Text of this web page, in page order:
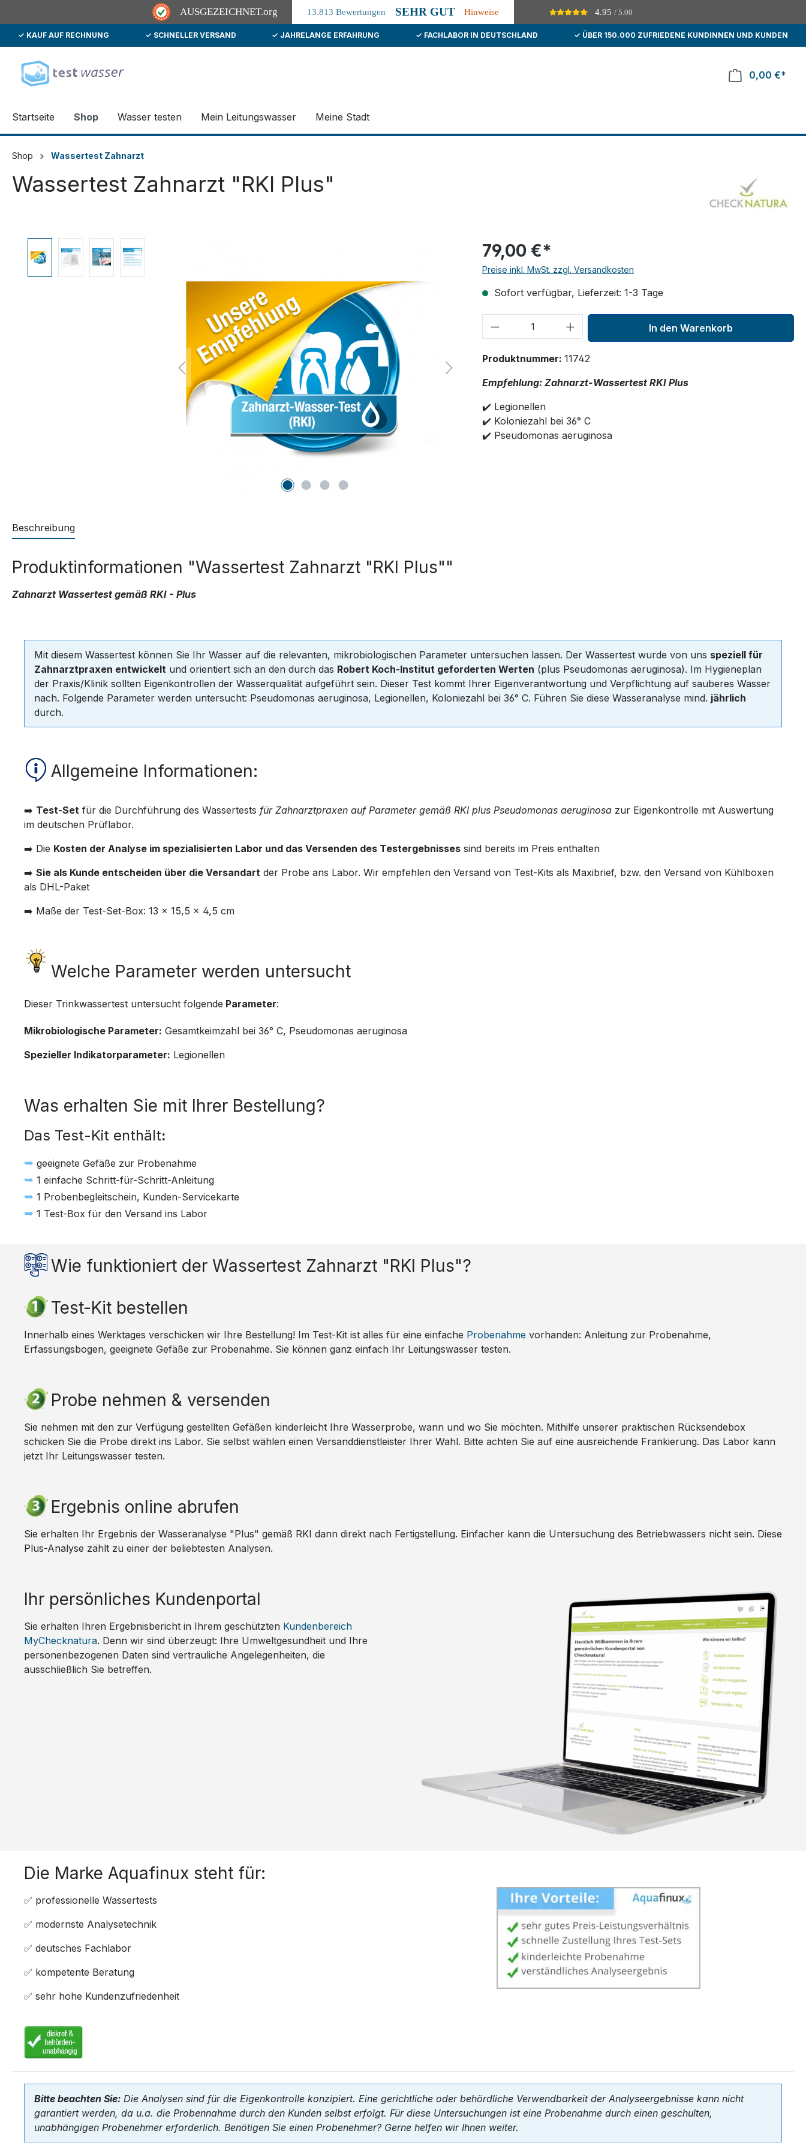
AUSGEZEICHNET.org 13.813 Bewertungen SEHR GUT Hinweise 4.95/ 5.00
Zur Hauptnavigation springen
✓ KAUF AUF RECHNUNG ✓ SCHNELLER VERSAND ✓ JAHRELANGE ERFAHRUNG ✓ FACHLABOR IN DEUTSCHLAND ✓ ÜBER 150.000 ZUFRIEDENE KUNDINNEN UND KUNDEN
0,00 €*
Startseite Shop Wasser testen Mein Leitungswasser Meine Stadt
Shop Wassertest Zahnarzt
Wassertest Zahnarzt "RKI Plus"
Bildergalerie überspringen 79,00 €*
Preise inkl. MwSt. zzgl. Versandkosten
Sofort verfügbar, Lieferzeit: 1-3 Tage
Produkt Anzahl: Gib den gewünschten Wert
In den Warenkorb
Produktnummer: 11742
Empfehlung: Zahnarzt-Wassertest RKI Plus
✔️ Legionellen
✔️ Koloniezahl bei 36° C
✔️ Pseudomonas aeruginosa
Beschreibung
Produktinformationen "Wassertest Zahnarzt "RKI Plus""
Zahnarzt Wassertest gemäß RKI - Plus
Mit diesem Wassertest können Sie Ihr Wasser auf die relevanten, mikrobiologischen Parameter untersuchen lassen. Der Wassertest wurde von uns speziell für
Zahnarztpraxen entwickelt und orientiert sich an den durch das Robert Koch-Institut geforderten Werten (plus Pseudomonas aeruginosa). Im Hygieneplan
der Praxis/Klinik sollten Eigenkontrollen der Wasserqualität aufgeführt sein. Dieser Test kommt Ihrer Eigenverantwortung und Verpflichtung auf sauberes Wasser
nach. Folgende Parameter werden untersucht: Pseudomonas aeruginosa, Legionellen, Koloniezahl bei 36° C. Führen Sie diese Wasseranalyse mind. jährlich
durch.
Allgemeine Informationen:
➡️ Test-Set für die Durchführung des Wassertests für Zahnarztpraxen auf Parameter gemäß RKI plus Pseudomonas aeruginosa zur Eigenkontrolle mit Auswertung
im deutschen Prüflabor.
➡️ Die Kosten der Analyse im spezialisierten Labor und das Versenden des Testergebnisses sind bereits im Preis enthalten
➡️ Sie als Kunde entscheiden über die Versandart der Probe ans Labor. Wir empfehlen den Versand von Test-Kits als Maxibrief, bzw. den Versand von Kühlboxen
als DHL-Paket
➡️ Maße der Test-Set-Box: 13 x 15,5 x 4,5 cm
Welche Parameter werden untersucht
Dieser Trinkwassertest untersucht folgende Parameter:
Mikrobiologische Parameter: Gesamtkeimzahl bei 36° C, Pseudomonas aeruginosa
Spezieller Indikatorparameter: Legionellen
Was erhalten Sie mit Ihrer Bestellung?
Das Test-Kit enthält:
➥ geeignete Gefäße zur Probenahme
➥ 1 einfache Schritt-für-Schritt-Anleitung
➥ 1 Probenbegleitschein, Kunden-Servicekarte
➥ 1 Test-Box für den Versand ins Labor
Wie funktioniert der Wassertest Zahnarzt "RKI Plus"?
Test-Kit bestellen
Innerhalb eines Werktages verschicken wir Ihre Bestellung! Im Test-Kit ist alles für eine einfache Probenahme vorhanden: Anleitung zur Probenahme,
Erfassungsbogen, geeignete Gefäße zur Probenahme. Sie können ganz einfach Ihr Leitungswasser testen.
Probe nehmen & versenden
Sie nehmen mit den zur Verfügung gestellten Gefäßen kinderleicht Ihre Wasserprobe, wann und wo Sie möchten. Mithilfe unserer praktischen Rücksendebox
schicken Sie die Probe direkt ins Labor. Sie selbst wählen einen Versanddienstleister Ihrer Wahl. Bitte achten Sie auf eine ausreichende Frankierung. Das Labor kann
jetzt Ihr Leitungswasser testen.
Ergebnis online abrufen
Sie erhalten Ihr Ergebnis der Wasseranalyse "Plus" gemäß RKI dann direkt nach Fertigstellung. Einfacher kann die Untersuchung des Betriebwassers nicht sein. Diese
Plus-Analyse zählt zu einer der beliebtesten Analysen.
Ihr persönliches Kundenportal
Sie erhalten Ihren Ergebnisbericht in Ihrem geschützten Kundenbereich
MyChecknatura. Denn wir sind überzeugt: Ihre Umweltgesundheit und Ihre
personenbezogenen Daten sind vertrauliche Angelegenheiten, die
ausschließlich Sie betreffen.
Die Marke Aquafinux steht für:
✅ professionelle Wassertests
✅ modernste Analysetechnik
✅ deutsches Fachlabor
✅ kompetente Beratung
✅ sehr hohe Kundenzufriedenheit
Bitte beachten Sie: Die Analysen sind für die Eigenkontrolle konzipiert. Eine gerichtliche oder behördliche Verwendbarkeit der Analyseergebnisse kann nicht
garantiert werden, da u.a. die Probennahme durch den Kunden selbst erfolgt. Für diese Untersuchungen ist eine Probenahme durch einen geschulten,
unabhängigen Probenehmer erforderlich. Benötigen Sie einen Probenehmer? Gerne helfen wir Ihnen weiter.